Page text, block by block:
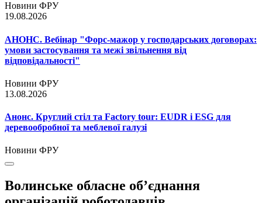
Новини ФРУ
19.08.2026
АНОНС. Вебінар "Форс-мажор у господарських договорах:
умови застосування та межі звільнення від
відповідальності"
Новини ФРУ
13.08.2026
Анонс. Круглий стіл та Factory tour: EUDR і ESG для
деревообробної та меблевої галузі
Новини ФРУ
Волинське обласне об’єднання